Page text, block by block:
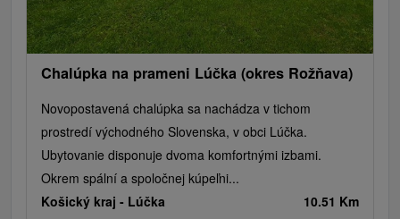
Chalúpka na prameni Lúčka (okres Rožňava)
Novopostavená chalúpka sa nachádza v tichom
prostredí východného Slovenska, v obci Lúčka.
Ubytovanie disponuje dvoma komfortnými izbami.
Okrem spální a spoločnej kúpeľni...
Košický kraj - Lúčka 10.51 Km